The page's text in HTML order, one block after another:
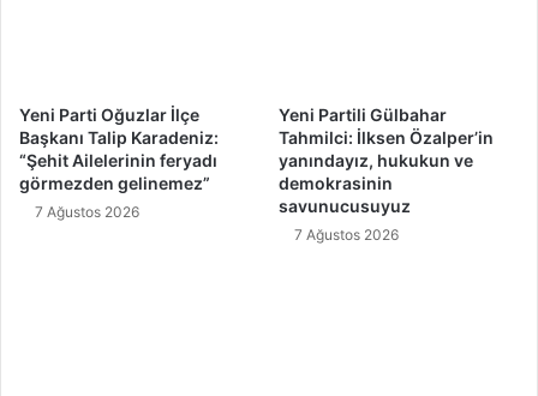
Yeni Parti Oğuzlar İlçe
Başkanı Talip Karadeniz:
“Şehit Ailelerinin feryadı
görmezden gelinemez”
7 Ağustos 2026
Yeni Partili Gülbahar
Tahmilci: İlksen Özalper’in
yanındayız, hukukun ve
demokrasinin
savunucusuyuz
7 Ağustos 2026